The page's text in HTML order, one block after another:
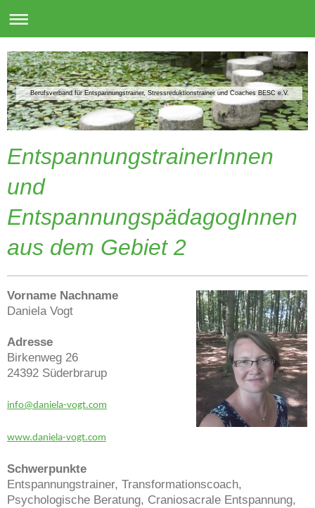
Berufsverband für Entspannungstrainer, Stressreduktionstrainer und Coaches BESC e.V.
EntspannungstrainerInnen
und
EntspannungspädagogInnen
aus dem Gebiet 2
Vorname Nachname
Daniela Vogt
Adresse
Birkenweg 26
24392 Süderbrarup
info@daniela-vogt.com
www.daniela-vogt.com
Schwerpunkte
Entspannungstrainer, Transformationscoach,
Psychologische Beratung, Craniosacrale Entspannung,